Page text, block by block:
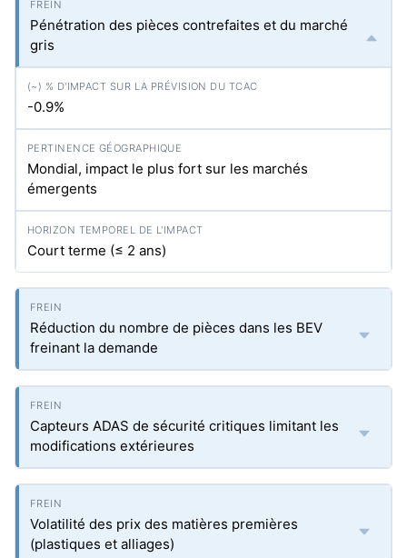
Pénétration des pièces contrefaites et du marché
gris
-0.9%
Mondial, impact le plus fort sur les marchés
émergents
Court terme (≤ 2 ans)
Réduction du nombre de pièces dans les BEV
freinant la demande
Capteurs ADAS de sécurité critiques limitant les
modifications extérieures
Volatilité des prix des matières premières
(plastiques et alliages)